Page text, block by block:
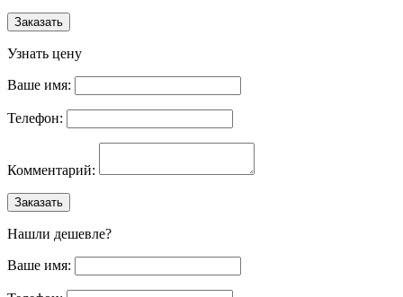
Заказать
Узнать цену
Ваше имя:
Телефон:
Комментарий:
Заказать
Нашли дешевле?
Ваше имя: